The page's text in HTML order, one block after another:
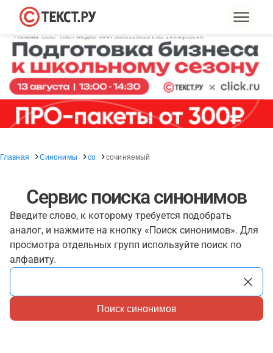
Главная Синонимы со сочиняемый
Сервис поиска синонимов
Введите слово, к которому требуется подобрать
аналог, и нажмите на кнопку «Поиск синонимов». Для
просмотра отдельных групп используйте поиск по
алфавиту.
Поиск синонимов